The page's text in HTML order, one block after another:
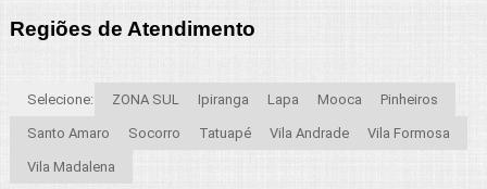
Regiões de Atendimento
Selecione: ZONA SUL Ipiranga Lapa Mooca Pinheiros
Santo Amaro Socorro Tatuapé Vila Andrade Vila Formosa
Vila Madalena